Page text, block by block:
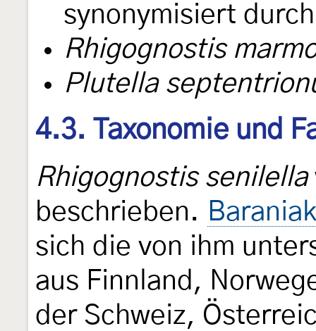
synonymisiert
Rhigognostis
Plutella
4.3. Taxonomie und
Rhigognostis senilella
beschrieben.
sich die von ihm
aus Finnland,
der Schweiz,